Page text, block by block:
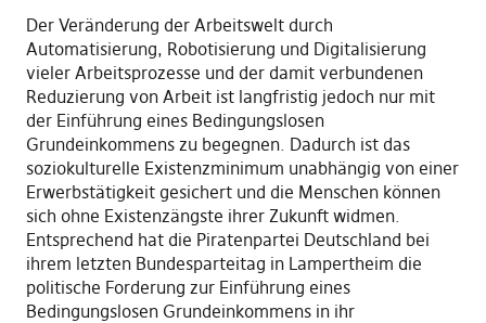
Der Veränderung der Arbeitswelt durch
Automatisierung, Robotisierung und Digitalisierung
vieler Arbeitsprozesse und der damit verbundenen
Reduzierung von Arbeit ist langfristig jedoch nur mit
der Einführung eines Bedingungslosen
Grundeinkommens zu begegnen. Dadurch ist das
soziokulturelle Existenzminimum unabhängig von einer
Erwerbstätigkeit gesichert und die Menschen können
sich ohne Existenzängste ihrer Zukunft widmen.
Entsprechend hat die Piratenpartei Deutschland bei
ihrem letzten Bundesparteitag in Lampertheim die
politische Forderung zur Einführung eines
Bedingungslosen Grundeinkommens in ihr